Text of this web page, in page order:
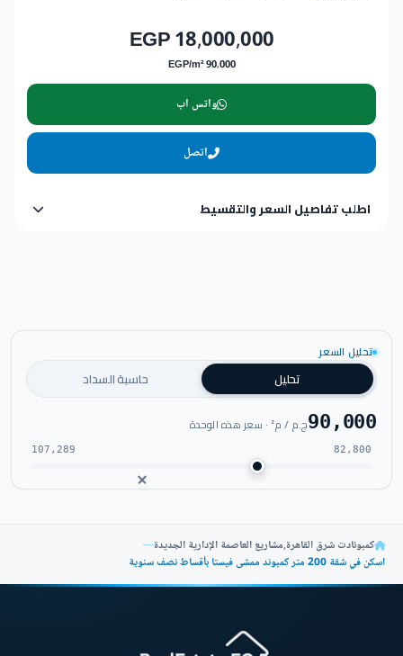
18,000,000 EGP
90,000 EGP/m²
واتس اب
اتصل
اطلب تفاصيل السعر والتقسيط
تحليل السعر
تحليل حاسبة السداد
90,000ج.م / م² · سعر هذه الوحدة
82,800
107,289
كمبونادت شرق القاهرة,مشاريع العاصمة الإدارية الجديدة—
اسكن في شقة 200 متر كمبوند ممشى فيستا بأقساط نصف سنوية